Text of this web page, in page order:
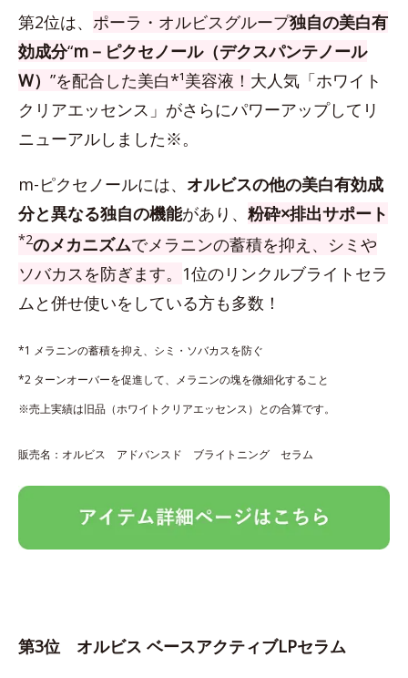
第2位は、 ポーラ・オルビスグループ独自の美白有
効成分“m－ピクセノール（デクスパンテノール
W） ”を配合した美白*¹美容液！ 大人気「ホワイト
クリアエッセンス」がさらにパワーアップしてリ
ニューアルしました※。
m-ピクセノールには、 オルビスの他の美白有効成
分と異なる独自の機能があり、 粉砕×排出サポート
*2のメカニズムでメラニンの蓄積を抑え、シミや
ソバカスを防ぎます。 1位のリンクルブライトセラ
ムと併せ使いをしている方も多数！
*1 メラニンの蓄積を抑え、シミ・ソバカスを防ぐ
*2 ターンオーバーを促進して、メラニンの塊を微細化すること
※売上実績は旧品（ホワイトクリアエッセンス）との合算です。
販売名：オルビス アドバンスド ブライトニング セラム
第3位 オルビス ベースアクティブLPセラム